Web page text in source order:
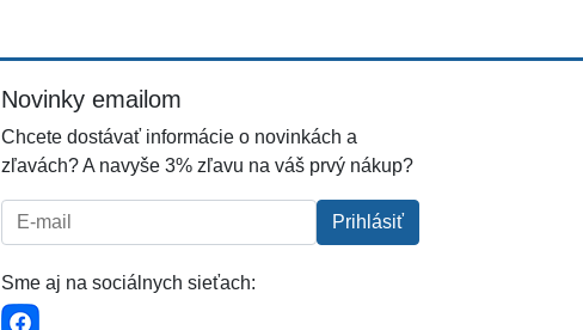
Novinky emailom
Chcete dostávať informácie o novinkách a
zľavách? A navyše 3% zľavu na váš prvý nákup?
E-mail: Prihlásiť
Sme aj na sociálnych sieťach: